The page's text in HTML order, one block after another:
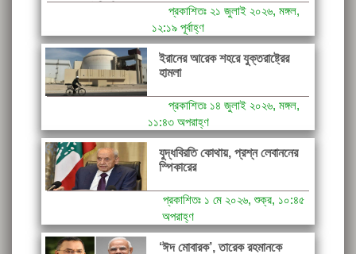
প্রকাশিতঃ ২১ জুলাই ২০২৬, মঙ্গল,
১২:১৯ পূর্বাহ্ণ
ইরানের আরেক শহরে যুক্তরাষ্ট্রের
হামলা
প্রকাশিতঃ ১৪ জুলাই ২০২৬, মঙ্গল,
১১:৪৩ অপরাহ্ণ
যুদ্ধবিরতি কোথায়, প্রশ্ন লেবাননের
স্পিকারের
প্রকাশিতঃ ১ মে ২০২৬, শুক্র, ১০:৪৫
অপরাহ্ণ
‘ঈদ মোবারক’, তারেক রহমানকে